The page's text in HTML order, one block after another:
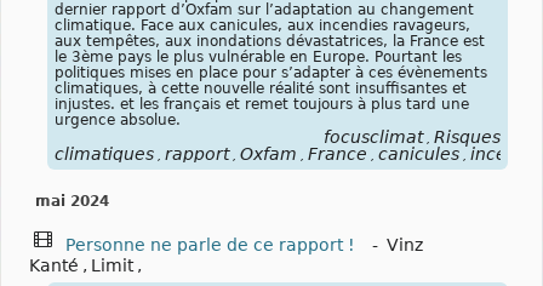
dernier rapport d’Oxfam sur l’adaptation au changement
climatique. Face aux canicules, aux incendies ravageurs,
aux tempêtes, aux inondations dévastatrices, la France est
le 3ème pays le plus vulnérable en Europe. Pourtant les
politiques mises en place pour s’adapter à ces évènements
climatiques, à cette nouvelle réalité sont insuffisantes et
injustes. et les français et remet toujours à plus tard une
urgence absolue.
focusclimat , Risques
climatiques , rapport , Oxfam , France , canicules ,
mai 2024
Personne ne parle de ce rapport ! - Vinz
Kanté , Limit ,